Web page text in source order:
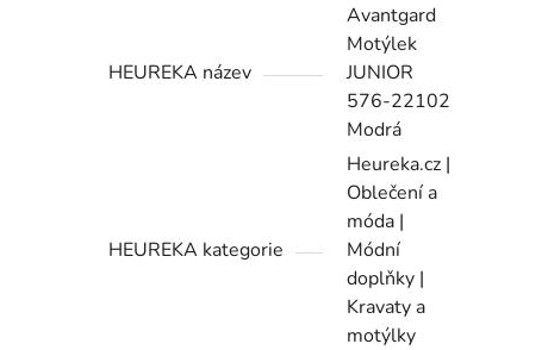
HEUREKA název
Avantgard
Motýlek
JUNIOR
576-22102
Modrá
HEUREKA kategorie
Heureka.cz |
Oblečení a
móda |
Módní
doplňky |
Kravaty a
motýlky